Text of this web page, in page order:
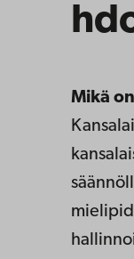
Mikä